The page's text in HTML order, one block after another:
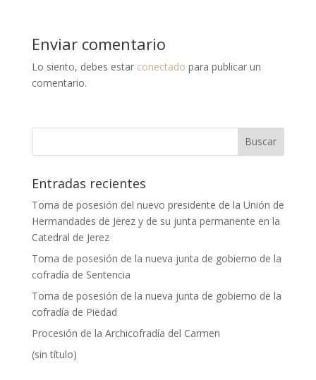
Enviar comentario
Lo siento, debes estar conectado para publicar un
comentario.
Entradas recientes
Toma de posesión del nuevo presidente de la Unión de
Hermandades de Jerez y de su junta permanente en la
Catedral de Jerez
Toma de posesión de la nueva junta de gobierno de la
cofradía de Sentencia
Toma de posesión de la nueva junta de gobierno de la
cofradía de Piedad
Procesión de la Archicofradía del Carmen
(sin título)